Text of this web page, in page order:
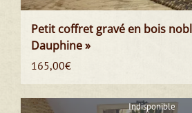
Petit coffret gravé en bois
Dauphine »
165,00€
Indisponible